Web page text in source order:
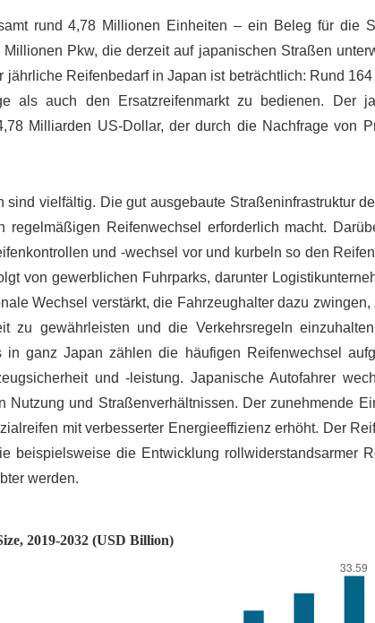
rund 4,78 Millionen Einheiten – ein Beleg für die
Pkw, die derzeit auf japanischen Straßen
Reifenbedarf in Japan ist beträchtlich: Rund
als auch den Ersatzreifenmarkt zu bedienen. Der
Milliarden US-Dollar, der durch die Nachfrage von
vielfältig. Die gut ausgebaute Straßeninfrastruktur
Reifenwechsel erforderlich macht.
und -wechsel vor und kurbeln so den
von gewerblichen Fuhrparks, darunter
Wechsel verstärkt, die Fahrzeughalter dazu zwingen,
zu gewährleisten und die Verkehrsregeln
ganz Japan zählen die häufigen Reifenwechsel
und -leistung. Japanische Autofahrer
und Straßenverhältnissen. Der zunehmende
mit verbesserter Energieeffizienz erhöht. Der
beispielsweise die Entwicklung rollwiderstandsarmer
werden.